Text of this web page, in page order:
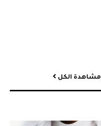
مشاهدة الكل